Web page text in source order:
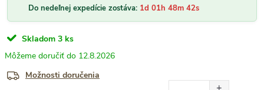
Do nedeľnej expedície zostáva: 1d 01h 48m 41s
Skladom 3 ks
12.8.2026
Možnosti doručenia